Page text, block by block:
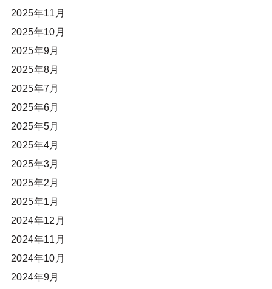
2025年11月
2025年10月
2025年9月
2025年8月
2025年7月
2025年6月
2025年5月
2025年4月
2025年3月
2025年2月
2025年1月
2024年12月
2024年11月
2024年10月
2024年9月